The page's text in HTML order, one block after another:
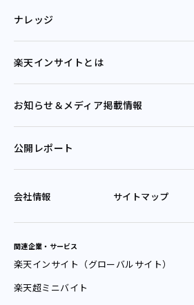
ナレッジ
楽天インサイトとは
お知らせ＆メディア掲載情報
公開レポート
会社情報 サイトマップ
関連企業・サービス
楽天インサイト（グローバルサイト）
楽天超ミニバイト